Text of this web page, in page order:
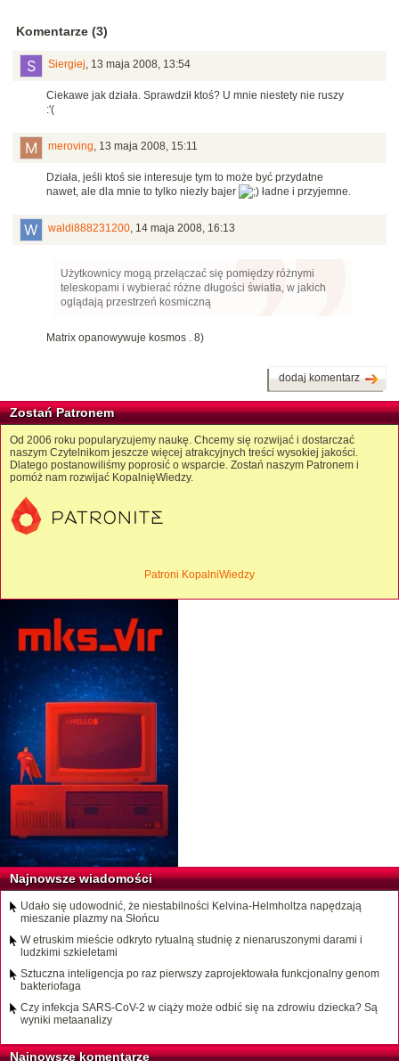
Komentarze (3)
Siergiej, 13 maja 2008, 13:54
Ciekawe jak działa. Sprawdził ktoś? U mnie niestety nie ruszy
:'(
meroving, 13 maja 2008, 15:11
Działa, jeśli ktoś sie interesuje tym to może być przydatne
nawet, ale dla mnie to tylko niezły bajer
ładne i przyjemne.
waldi888231200, 14 maja 2008, 16:13
Użytkownicy mogą przełączać się pomiędzy różnymi
teleskopami i wybierać różne długości światła, w jakich
oglądają przestrzeń kosmiczną
Matrix opanowywuje kosmos . 8)
dodaj komentarz
Zostań Patronem
Od 2006 roku popularyzujemy naukę. Chcemy się rozwijać i dostarczać
naszym Czytelnikom jeszcze więcej atrakcyjnych treści wysokiej jakości.
Dlatego postanowiliśmy poprosić o wsparcie. Zostań naszym Patronem i
pomóż nam rozwijać KopalnięWiedzy.
Patroni KopalniWiedzy
Najnowsze wiadomości
Udało się udowodnić, że niestabilności Kelvina-Helmholtza napędzają
mieszanie plazmy na Słońcu
W etruskim mieście odkryto rytualną studnię z nienaruszonymi darami i
ludzkimi szkieletami
Sztuczna inteligencja po raz pierwszy zaprojektowała funkcjonalny genom
bakteriofaga
Czy infekcja SARS-CoV-2 w ciąży może odbić się na zdrowiu dziecka? Są
wyniki metaanalizy
Najnowsze komentarze